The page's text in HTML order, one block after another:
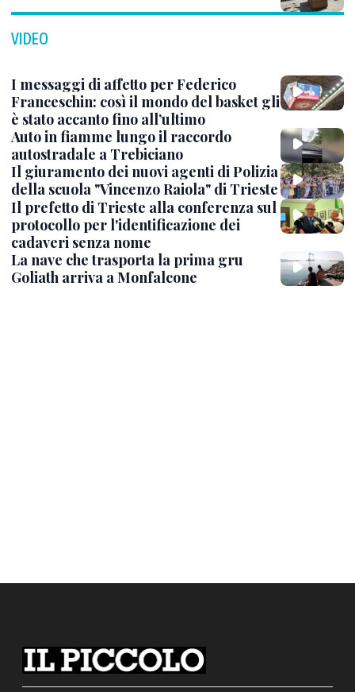
VIDEO
I messaggi di affetto per Federico
Franceschin: così il mondo del basket gli
è stato accanto fino all’ultimo
Auto in fiamme lungo il raccordo
autostradale a Trebiciano
Il giuramento dei nuovi agenti di Polizia
della scuola "Vincenzo Raiola" di Trieste
Il prefetto di Trieste alla conferenza sul
protocollo per l'identificazione dei
cadaveri senza nome
La nave che trasporta la prima gru
Goliath arriva a Monfalcone